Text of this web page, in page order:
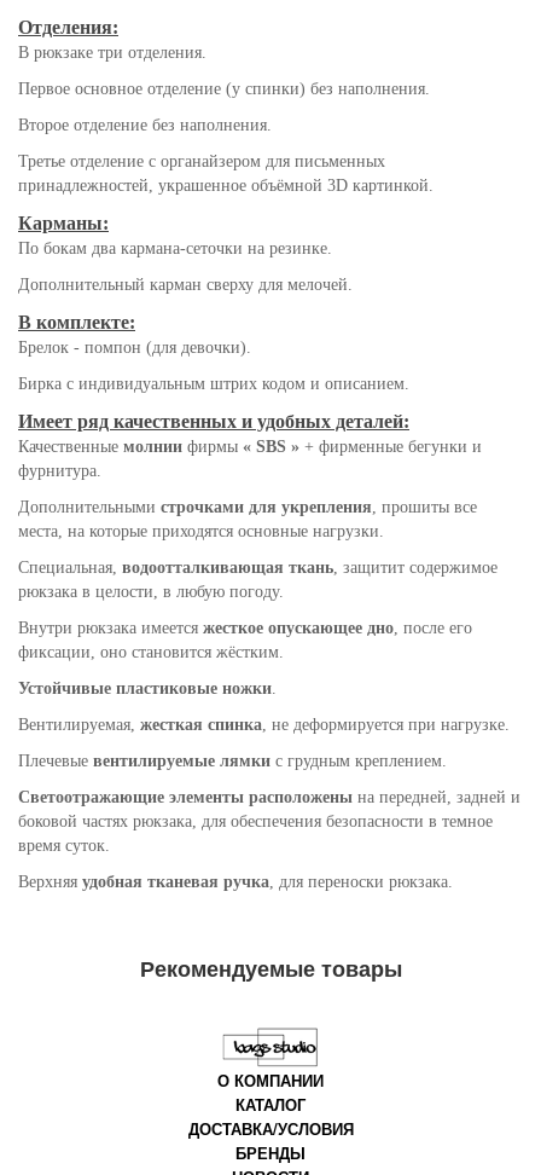
Отделения:
В рюкзаке три отделения.
Первое основное отделение (у спинки) без наполнения.
Второе отделение без наполнения.
Третье отделение с органайзером для письменных
принадлежностей, украшенное объёмной 3D картинкой.
Карманы:
По бокам два кармана-сеточки на резинке.
Дополнительный карман сверху для мелочей.
В комплекте:
Брелок - помпон (для девочки).
Бирка с индивидуальным штрих кодом и описанием.
Имеет ряд качественных и удобных деталей:
Качественные молнии фирмы « SBS » + фирменные бегунки и
фурнитура.
Дополнительными строчками для укрепления, прошиты все
места, на которые приходятся основные нагрузки.
Специальная, водоотталкивающая ткань, защитит содержимое
рюкзака в целости, в любую погоду.
Внутри рюкзака имеется жесткое опускающее дно, после его
фиксации, оно становится жёстким.
Устойчивые пластиковые ножки.
Вентилируемая, жесткая спинка, не деформируется при нагрузке.
Плечевые вентилируемые лямки с грудным креплением.
Светоотражающие элементы расположены на передней, задней и
боковой частях рюкзака, для обеспечения безопасности в темное
время суток.
Верхняя удобная тканевая ручка, для переноски рюкзака.
Рекомендуемые товары
О КОМПАНИИ
КАТАЛОГ
ДОСТАВКА/УСЛОВИЯ
БРЕНДЫ